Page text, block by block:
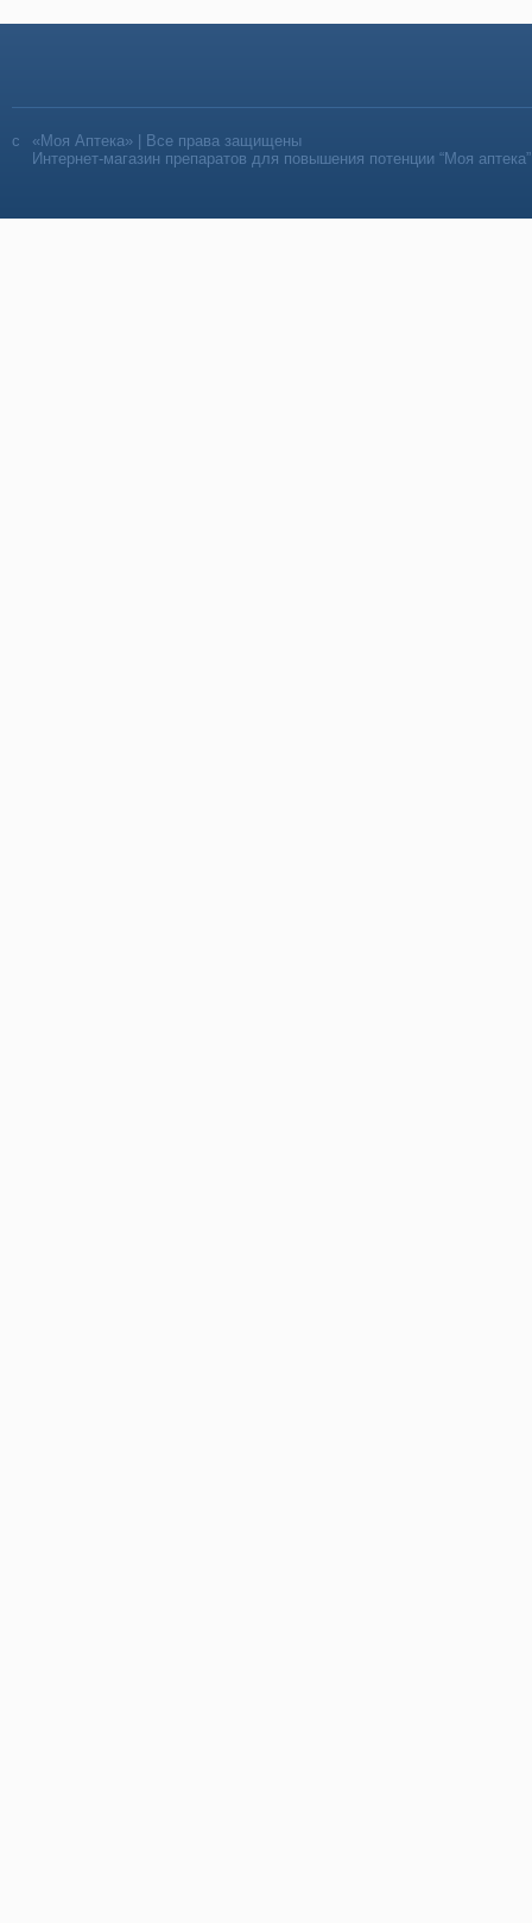
«Моя Аптека» | Все права защищены
Интернет-магазин препаратов для повышения потенции “Моя